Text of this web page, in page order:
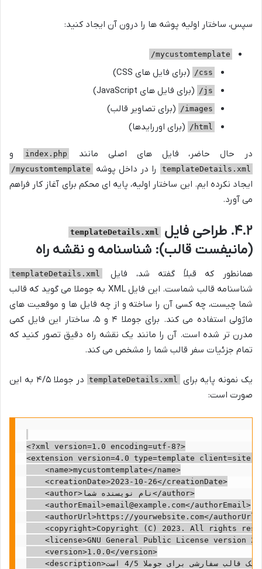
سپس، ساختار اولیه پوشه ها را درون آن ایجاد کنید:
mycustomtemplate/
css/ (برای فایل های CSS)
js/ (برای فایل های JavaScript)
images/ (برای تصاویر قالب)
html/ (برای اوررایدها)
در حال حاضر، فایل های اصلی مانند index.php و
templateDetails.xml را در داخل پوشه mycustomtemplate/
ایجاد نکرده ایم. این ساختار اولیه، پایه ای محکم برای آغاز کار فراهم
می آورد.
۴.۲. طراحی فایل templateDetails.xml
(مانیفست قالب): شناسنامه و نقشه راه
همانطور که قبلاً گفته شد، فایل templateDetails.xml
شناسنامه قالب شماست. این فایل XML به جوملا می گوید که قالب
شما چیست، چه کسی آن را ساخته و از چه فایل ها و موقعیت های
ماژولی استفاده می کند. برای جوملا ۴ و ۵، ساختار این فایل کمی
مدرن تر شده است. آن را مانند یک نقشه راه دقیق تصور کنید که
تمام جزئیات سفر قالب شما را مشخص می کند.
یک نمونه پایه برای templateDetails.xml
در جوملا ۴/۵ به این
صورت است:
<?xml version=1.0 encoding=utf-8?>
<extension version=4.0 type=template client=site
    <name>mycustomtemplate</name>
    <creationDate>2023-10-26</creationDate>
    <author>نام نویسنده شما</author>
    <authorEmail>email@example.com</authorEmail>
    <authorUrl>https://yourwebsite.com</authorUrl>
<copyright>Copyright (C) 2023. All rights
<license>GNU General Public License version 2
    <version>1.0.0</version>
    <description>این یک قالب سفارشی برای جوملا 4/5 است.</description>